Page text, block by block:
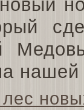
нашей